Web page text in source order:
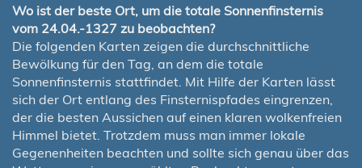
Wo ist der beste Ort, um die totale Sonnenfinsternis
vom 24.04.-1327 zu beobachten?
Die folgenden Karten zeigen die durchschnittliche
Bewölkung für den Tag, an dem die totale
Sonnenfinsternis stattfindet. Mit Hilfe der Karten lässt
sich der Ort entlang des Finsternispfades eingrenzen,
der die besten Aussichen auf einen klaren wolkenfreien
Himmel bietet. Trotzdem muss man immer lokale
Gegenenheiten beachten und sollte sich genau über das